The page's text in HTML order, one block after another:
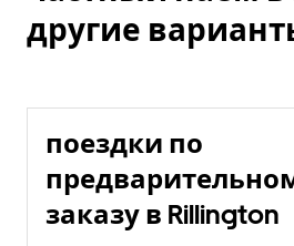
другие
поездки по
заказу в Rillington